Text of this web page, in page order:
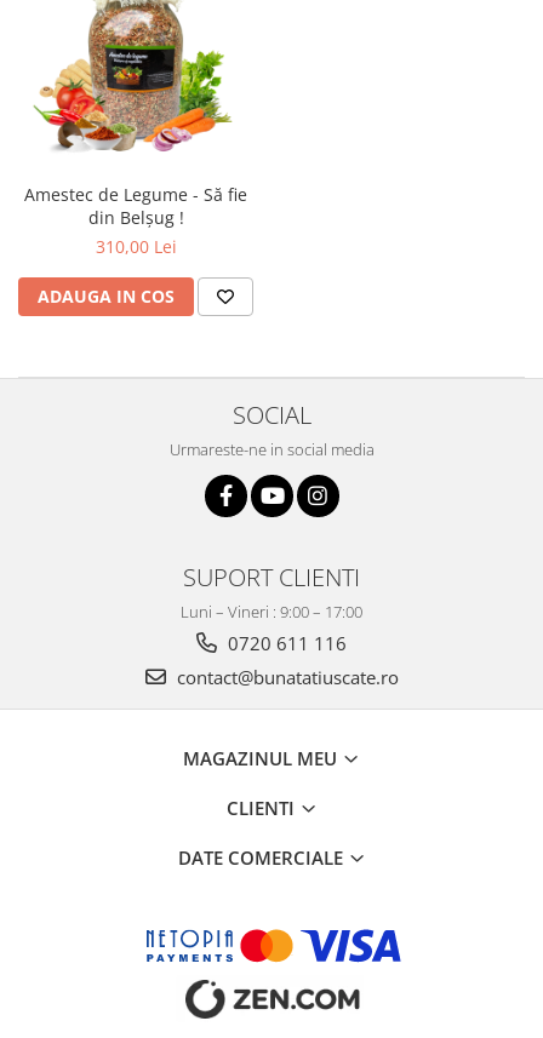
Amestec de Legume - Să fie
din Belșug !
310,00 Lei
ADAUGA IN COS
SOCIAL
Urmareste-ne in social media
SUPORT CLIENTI
Luni – Vineri : 9:00 – 17:00
0720 611 116
contact@bunatatiuscate.ro
MAGAZINUL MEU
CLIENTI
DATE COMERCIALE